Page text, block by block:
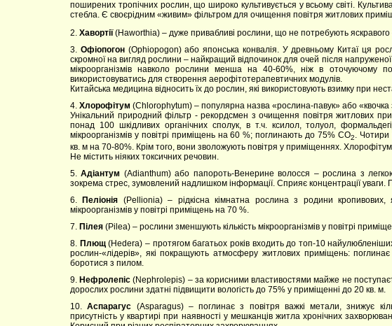
поширених тропічних рослин, що широко культивується у всьому світі.
стебла. Є своєрідним «живим» фільтром для очищення повітря житлових
2. Хавортії(Haworthia) – дуже привабливі рослини, що не потребують яскравого
3. Офіопогон(Ophiopogon) або японська конвалія. У древньому Китаї ця
скромної на вигляд рослини – найкращий відпочинок для очей після
мікроорганізмів навколо рослини менша на 40-60%, ніж в оточуючому
використовуватись для створення аерофітотерапевтичних модулів.
Китайська медицина відносить їх до рослин, які використовують взимку при
4. Хлорофітум (Chlorophytum) – популярна назва «рослина-павук» або «квочка
Унікальний природний фільтр - рекордсмен з очищення повітря житлових
понад 100 шкідливих органічних сполук, в т.ч. ксилол, толуол,
мікроорганізмів у повітрі приміщень на 60 %; поглинають до 75% СО2. Чотири
кв. м на 70-80%. Крім того, вони зволожують повітря у приміщеннях.
Не містить ніяких токсичних речовин.
5.Адіантум (Adianthum) або папороть-Венерине волосся – рослина з
зокрема стрес, зумовлений надлишком інформації. Сприяє концентрації
6.Пеліонія (Pellionia) – рідкісна кімнатна рослина з родини кропивових,
мікроорганізмів у повітрі приміщень на 70 %.
7. Пілея (Pilea) – рослини зменшують кількість мікроорганізмів у повітрі
8. Плющ(Hedera) – протягом багатьох років входить до топ-10
рослин-«лідерів», які покращують атмосферу житлових приміщень:
боротися з пилом.
9.Нефролепіс (Nephrolepis) – за корисними властивостями майже не
дорослих рослини здатні підвищити вологість до 75% у приміщенні до 20 кв. м.
10.Аспарагус (Asparagus) – поглинає з повітря важкі метали, знижує
присутність у квартирі при наявності у мешканців житла хронічних